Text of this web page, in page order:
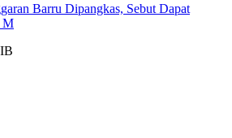
Barru Dipangkas, Sebut Dapat
M